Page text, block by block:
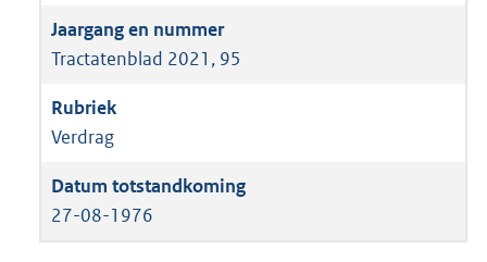
Tractatenblad 2021, 95
Verdrag
27-08-1976